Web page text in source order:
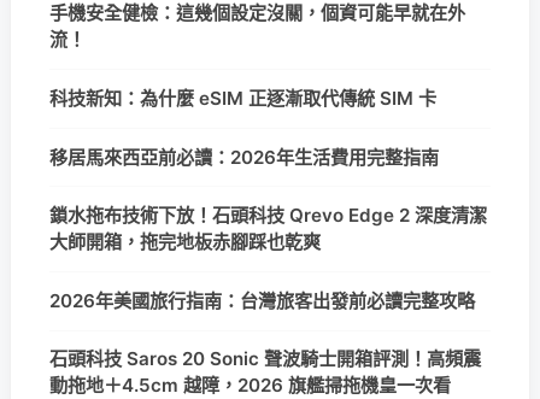
手機安全健檢：這幾個設定沒關，個資可能早就在外
流！
科技新知：為什麼 eSIM 正逐漸取代傳統 SIM 卡
移居馬來西亞前必讀：2026年生活費用完整指南
鎖水拖布技術下放！石頭科技 Qrevo Edge 2 深度清潔
大師開箱，拖完地板赤腳踩也乾爽
2026年美國旅行指南：台灣旅客出發前必讀完整攻略
石頭科技 Saros 20 Sonic 聲波騎士開箱評測！高頻震
動拖地＋4.5cm 越障，2026 旗艦掃拖機皇一次看